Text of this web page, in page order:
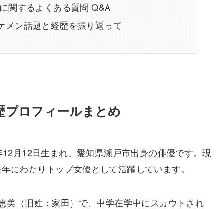
関するよくある質問 Q&A
メン話題と経歴を振り返って
プロフィールまとめ
12月12日生まれ、愛知県瀬戸市出身の俳優です。現
にわたりトップ女優として活躍しています。
美（旧姓：家田）で、中学在学中にスカウトされ